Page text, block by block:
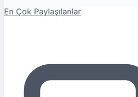
En Çok Paylaşılanlar